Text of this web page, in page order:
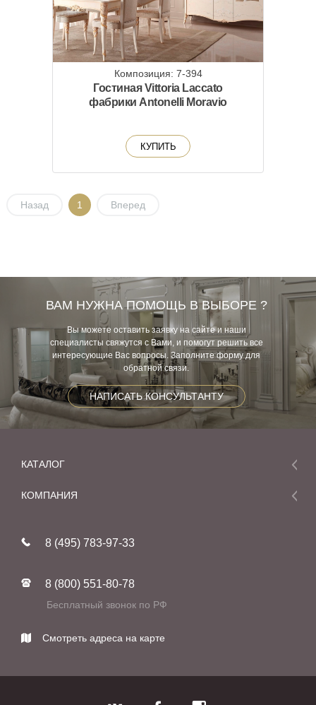
Композиция: 7-394
Гостиная Vittoria Laccato
фабрики Antonelli Moravio
КУПИТЬ
Назад 1 Вперед
ВАМ НУЖНА ПОМОЩЬ В ВЫБОРЕ ?
Вы можете оставить заявку на сайте и наши
специалисты свяжутся с Вами, и помогут решить все
интересующие Вас вопросы. Заполните форму для
обратной связи.
НАПИСАТЬ КОНСУЛЬТАНТУ
КАТАЛОГ
Мебель
Фабрики
КОМПАНИЯ
Реставрация
Контакты
8 (495) 783-97-33
8 (800) 551-80-78
Бесплатный звонок по РФ
Смотреть адреса на карте